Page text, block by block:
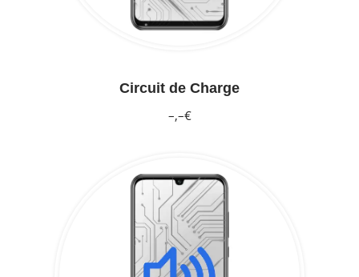
Circuit de Charge
–,–€